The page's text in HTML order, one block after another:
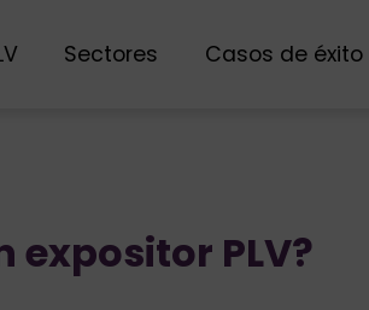
Sectores Casos de éxito
expositor PLV?